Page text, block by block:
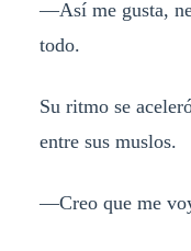
—Así me gusta,
todo.
Su ritmo se
entre sus muslos.
—Creo que me